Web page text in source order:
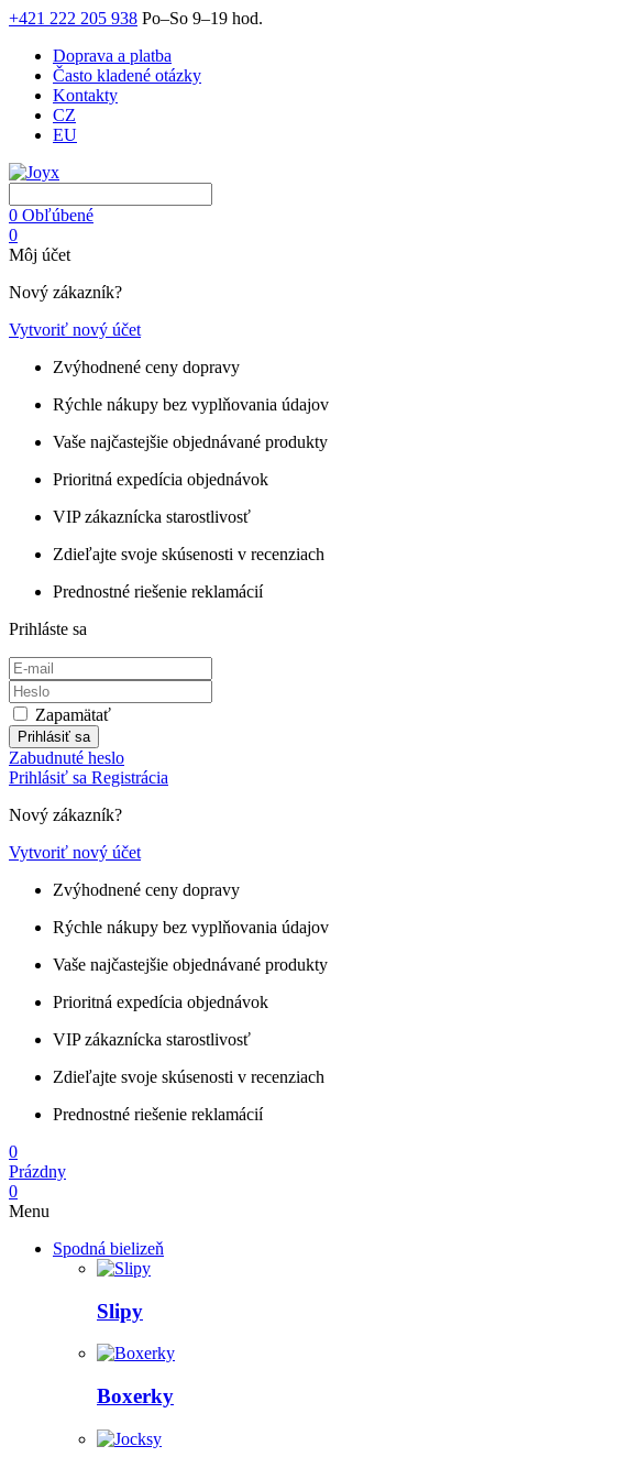
+421 222 205 938 Po–So 9–19 hod.
Doprava a platba
Často kladené otázky
Kontakty
CZ
EU
0 Obľúbené
0
Môj účet
Nový zákazník?
Vytvoriť nový účet
Zvýhodnené ceny dopravy
Rýchle nákupy bez vyplňovania údajov
Vaše najčastejšie objednávané produkty
Prioritná expedícia objednávok
VIP zákaznícka starostlivosť
Zdieľajte svoje skúsenosti v recenziach
Prednostné riešenie reklamácií
Prihláste sa
Zapamätať
Prihlásiť sa
Zabudnuté heslo
Prihlásiť sa Registrácia
Nový zákazník?
Vytvoriť nový účet
Zvýhodnené ceny dopravy
Rýchle nákupy bez vyplňovania údajov
Vaše najčastejšie objednávané produkty
Prioritná expedícia objednávok
VIP zákaznícka starostlivosť
Zdieľajte svoje skúsenosti v recenziach
Prednostné riešenie reklamácií
0
Prázdny
0
Menu
Spodná bielizeň
Slipy
Boxerky